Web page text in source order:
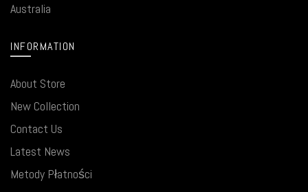
Australia
INFORMATION
About Store
New Collection
Contact Us
Latest News
Metody Płatności